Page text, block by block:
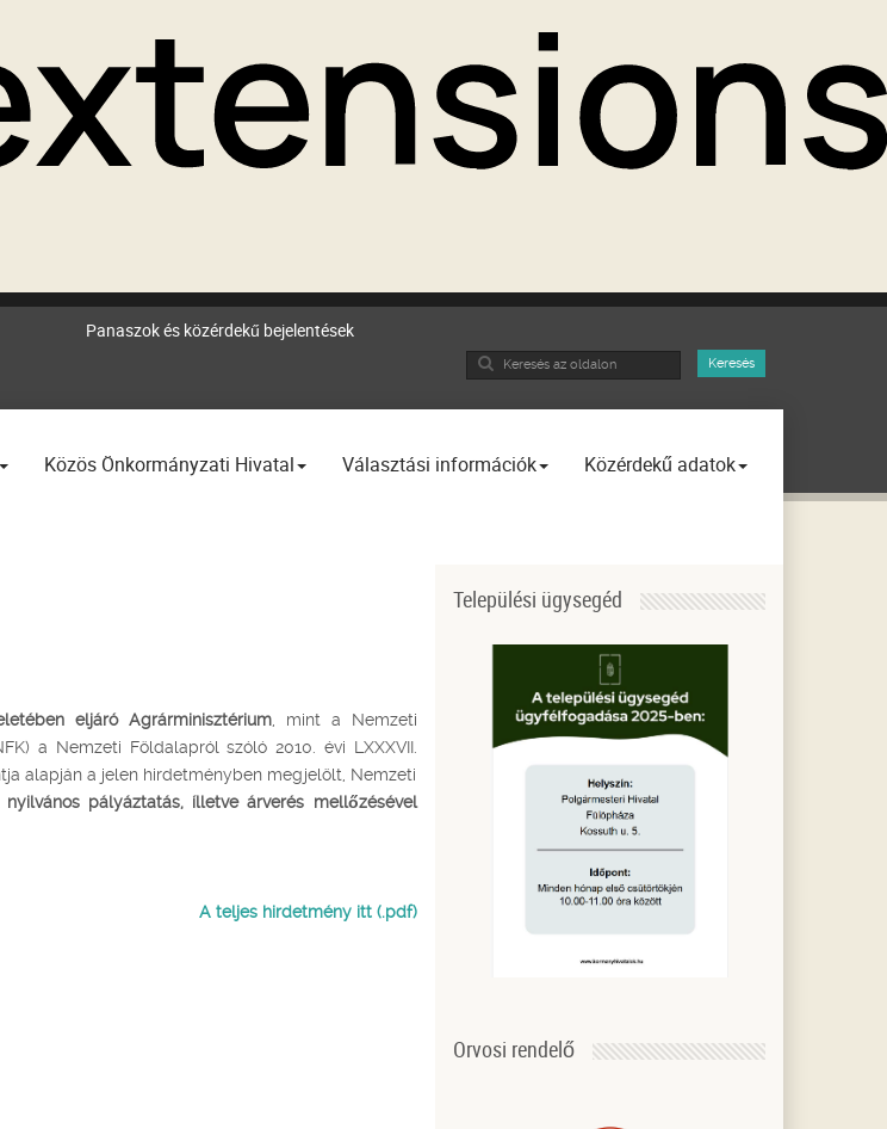
Panaszok és közérdekű bejelentések
Search
Keresés
Közös Önkormányzati Hivatal Választási információk Közérdekű adatok
eljáró Agrárminisztérium, mint a Nemzeti
a Nemzeti Földalapról szóló 2010. évi LXXXVII.
alapján a jelen hirdetményben megjelölt, Nemzeti
pályáztatás, ílletve árverés mellőzésével
A teljes hirdetmény itt (.pdf)
Települési ügysegéd
Orvosi rendelő